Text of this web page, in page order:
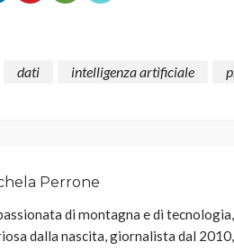
dati intelligenza artificiale
Perrone
di montagna e di
dalla nascita, giornalista dal